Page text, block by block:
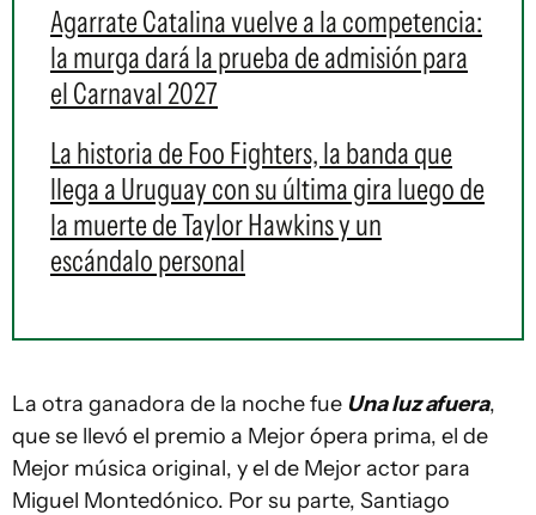
Agarrate Catalina vuelve a la competencia:
la murga dará la prueba de admisión para
el Carnaval 2027
La historia de Foo Fighters, la banda que
llega a Uruguay con su última gira luego de
la muerte de Taylor Hawkins y un
escándalo personal
La otra ganadora de la noche fue Una luz afuera,
que se llevó el premio a Mejor ópera prima, el de
Mejor música original, y el de Mejor actor para
Miguel Montedónico. Por su parte, Santiago